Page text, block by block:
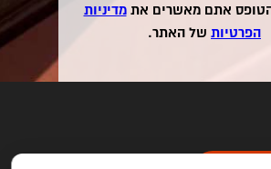
אתם מאשרים אתמדיניות
הפרטיות של האתר.